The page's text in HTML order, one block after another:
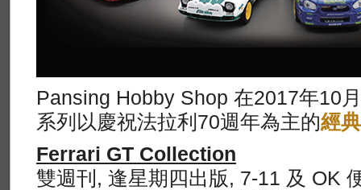
Pansing Hobby Shop 在2017年10
系列以慶祝法拉利70週年為主的經
Ferrari GT Collection
雙週刊, 逢星期四出版, 7-11 及 OK